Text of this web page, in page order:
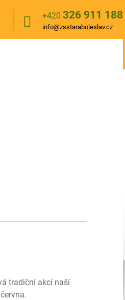
+420 326 911 188
info@zsstaraboleslav.cz
tradiční akcí naší